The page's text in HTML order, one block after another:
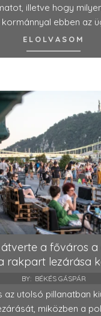
illetve hogy
kormánnyal ebben az
ELOLVASOM
a főváros a
rakpart lezárása
BY: BÉKÉS GÁSPÁR
az utolsó pillanatban
miközben a